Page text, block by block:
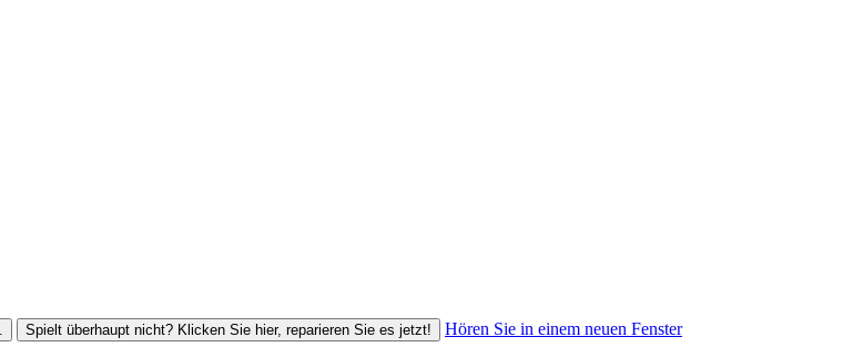
Spielt überhaupt nicht? Klicken Sie hier, reparieren Sie es jetzt! Hören Sie in einem neuen Fenster